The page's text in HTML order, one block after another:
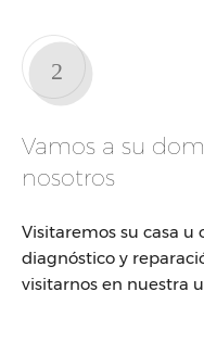
Vamos a su
nosotros
Visitaremos su casa
diagnóstico y
visitarnos en nuestra